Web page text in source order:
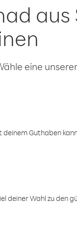
eine
Guthaben
deiner Wahl zu den